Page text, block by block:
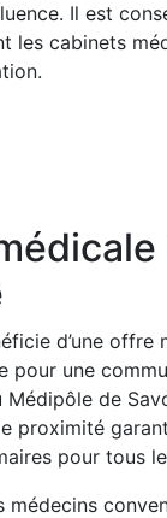
Il est
les cabinets
d’une offre
pour une
Médipôle de
proximité
pour tous
médecins